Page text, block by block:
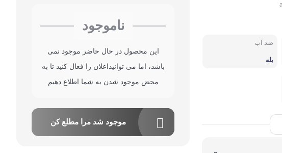
پاوربانکضد آب
بله
ناموجود
این محصول در حال حاضر موجود نمی
باشد، اما می توانیداعلان را فعال کنید تا به
محض موجود شدن به شما اطلاع دهیم
موجود شد مرا مطلع کن